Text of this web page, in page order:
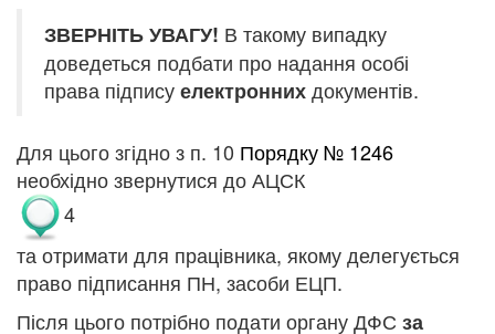
ЗВЕРНІТЬ УВАГУ! В такому випадку
доведеться подбати про надання особі
права підписуелектроннихдокументів.
Для цього згідно з п. 10 Порядку № 1246
необхідно звернутися до АЦСК
4
та отримати для працівника, якому делегується
право підписання ПН, засоби ЕЦП.
Після цього потрібно подати органу ДФС за